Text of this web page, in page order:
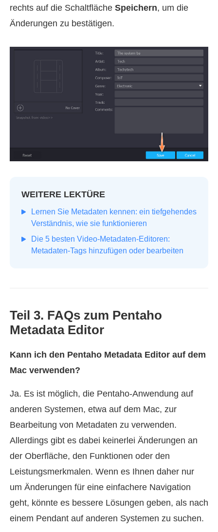
rechts auf die Schaltfläche Speichern, um die
Änderungen zu bestätigen.
WEITERE LEKTÜRE
Lernen Sie Metadaten kennen: ein tiefgehendes
Verständnis, wie sie funktionieren
Die 5 besten Video-Metadaten-Editoren:
Metadaten-Tags hinzufügen oder bearbeiten
Teil 3. FAQs zum Pentaho
Metadata Editor
Kann ich den Pentaho Metadata Editor auf dem
Mac verwenden?
Ja. Es ist möglich, die Pentaho-Anwendung auf
anderen Systemen, etwa auf dem Mac, zur
Bearbeitung von Metadaten zu verwenden.
Allerdings gibt es dabei keinerlei Änderungen an
der Oberfläche, den Funktionen oder den
Leistungsmerkmalen. Wenn es Ihnen daher nur
um Änderungen für eine einfachere Navigation
geht, könnte es bessere Lösungen geben, als nach
einem Pendant auf anderen Systemen zu suchen.